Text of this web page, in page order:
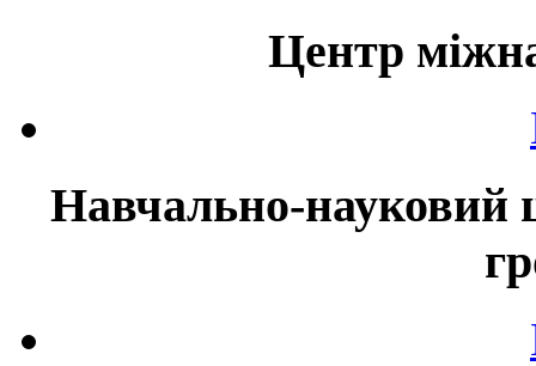
Центр
Навчально-науковий